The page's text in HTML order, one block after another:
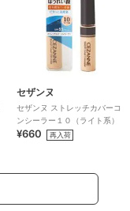
セザンヌ
セザンヌ ストレッチカバーコ
ンシーラー１０（ライト系）
¥660 再入荷